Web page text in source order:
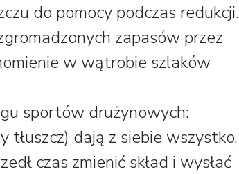
do pomocy podczas redukcji.
zapasów przez
w wątrobie szlaków
sportów drużynowych:
tłuszcz) dają z siebie wszystko,
czas zmienić skład i wysłać